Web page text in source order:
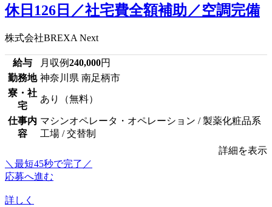
休日126日／社宅費全額補助／空調完備
株式会社BREXA Next
給与 月収例240,000円
勤務地 神奈川県 南足柄市
寮・社
宅
あり（無料）
仕事内
容
マシンオペレータ・オペレーション / 製薬化粧品系
工場 / 交替制
詳細を表示
＼最短45秒で完了／
応募へ進む
詳しく